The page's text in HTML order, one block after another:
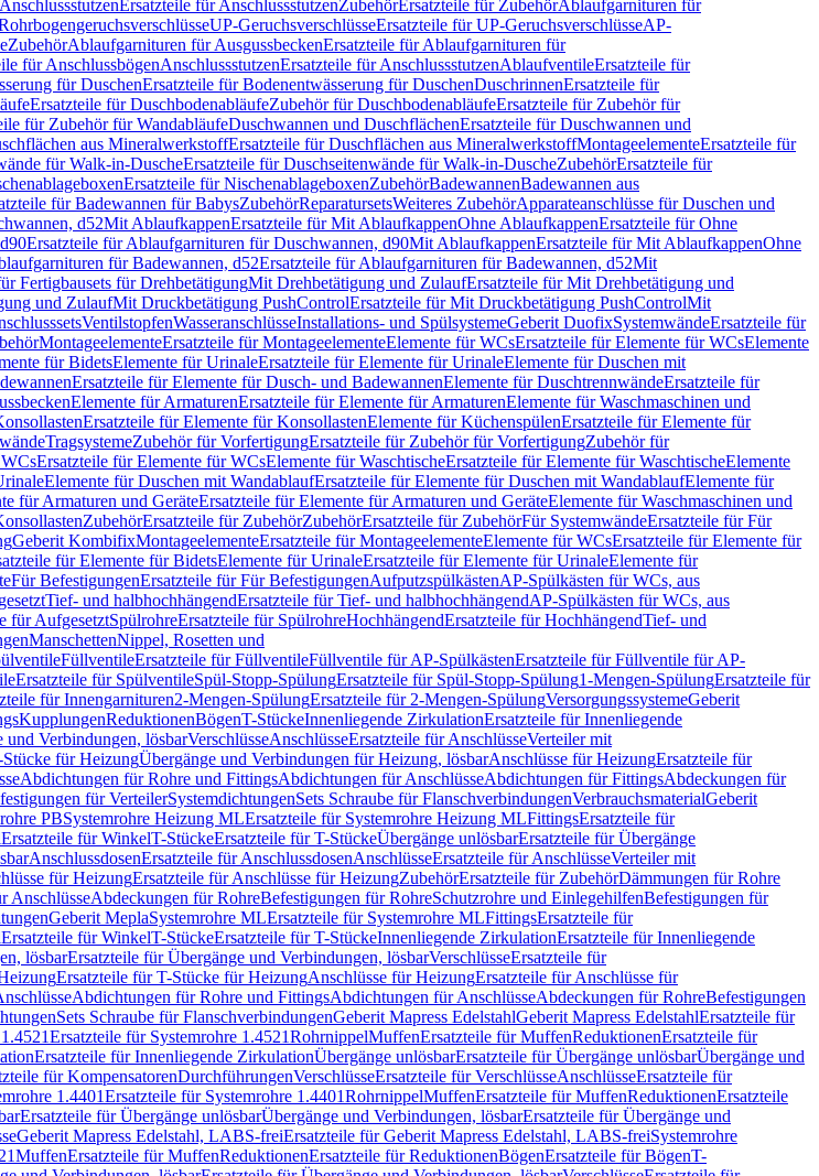
AnschlussstutzenErsatzteile für AnschlussstutzenZubehörErsatzteile für ZubehörAblaufgarnituren für
UP-GeruchsverschlüsseErsatzteile für UP-GeruchsverschlüsseAP-
ZubehörAblaufgarnituren für AusgussbeckenErsatzteile für Ablaufgarnituren für
für AnschlussbögenAnschlussstutzenErsatzteile für AnschlussstutzenAblaufventileErsatzteile für
für DuschenErsatzteile für Bodenentwässerung für DuschenDuschrinnenErsatzteile für
Ersatzteile für DuschbodenabläufeZubehör für DuschbodenabläufeErsatzteile für Zubehör für
für Zubehör für WandabläufeDuschwannen und DuschflächenErsatzteile für Duschwannen und
aus MineralwerkstoffErsatzteile für Duschflächen aus MineralwerkstoffMontageelementeErsatzteile für
für Walk-in-DuscheErsatzteile für Duschseitenwände für Walk-in-DuscheZubehörErsatzteile für
Ersatzteile für NischenablageboxenZubehörBadewannenBadewannen aus
für Badewannen für BabysZubehörReparatursetsWeiteres ZubehörApparateanschlüsse für Duschen und
d52Mit AblaufkappenErsatzteile für Mit AblaufkappenOhne AblaufkappenErsatzteile für Ohne
Ersatzteile für Ablaufgarnituren für Duschwannen, d90Mit AblaufkappenErsatzteile für Mit AblaufkappenOhne
für Badewannen, d52Ersatzteile für Ablaufgarnituren für Badewannen, d52Mit
Fertigbausets für DrehbetätigungMit Drehbetätigung und ZulaufErsatzteile für Mit Drehbetätigung und
und ZulaufMit Druckbetätigung PushControlErsatzteile für Mit Druckbetätigung PushControlMit
VentilstopfenWasseranschlüsseInstallations- und SpülsystemeGeberit DuofixSystemwändeErsatzteile für
MontageelementeErsatzteile für MontageelementeElemente für WCsErsatzteile für Elemente für WCsElemente
für BidetsElemente für UrinaleErsatzteile für Elemente für UrinaleElemente für Duschen mit
Ersatzteile für Elemente für Dusch- und BadewannenElemente für DuschtrennwändeErsatzteile für
Elemente für ArmaturenErsatzteile für Elemente für ArmaturenElemente für Waschmaschinen und
Ersatzteile für Elemente für KonsollastenElemente für KüchenspülenErsatzteile für Elemente für
TragsystemeZubehör für VorfertigungErsatzteile für Zubehör für VorfertigungZubehör für
Ersatzteile für Elemente für WCsElemente für WaschtischeErsatzteile für Elemente für WaschtischeElemente
Elemente für Duschen mit WandablaufErsatzteile für Elemente für Duschen mit WandablaufElemente für
für Armaturen und GeräteErsatzteile für Elemente für Armaturen und GeräteElemente für Waschmaschinen und
ZubehörErsatzteile für ZubehörZubehörErsatzteile für ZubehörFür SystemwändeErsatzteile für Für
Geberit KombifixMontageelementeErsatzteile für MontageelementeElemente für WCsErsatzteile für Elemente für
für Elemente für BidetsElemente für UrinaleErsatzteile für Elemente für UrinaleElemente für
Für BefestigungenErsatzteile für Für BefestigungenAufputzspülkästenAP-Spülkästen für WCs, aus
Tief- und halbhochhängendErsatzteile für Tief- und halbhochhängendAP-Spülkästen für WCs, aus
für AufgesetztSpülrohreErsatzteile für SpülrohreHochhängendErsatzteile für HochhängendTief- und
ManschettenNippel, Rosetten und
FüllventileErsatzteile für FüllventileFüllventile für AP-SpülkästenErsatzteile für Füllventile für AP-
Ersatzteile für SpülventileSpül-Stopp-SpülungErsatzteile für Spül-Stopp-Spülung1-Mengen-SpülungErsatzteile für
für Innengarnituren2-Mengen-SpülungErsatzteile für 2-Mengen-SpülungVersorgungssystemeGeberit
KupplungenReduktionenBögenT-StückeInnenliegende ZirkulationErsatzteile für Innenliegende
und Verbindungen, lösbarVerschlüsseAnschlüsseErsatzteile für AnschlüsseVerteiler mit
Stücke für HeizungÜbergänge und Verbindungen für Heizung, lösbarAnschlüsse für HeizungErsatzteile für
Abdichtungen für Rohre und FittingsAbdichtungen für AnschlüsseAbdichtungen für FittingsAbdeckungen für
für VerteilerSystemdichtungenSets Schraube für FlanschverbindungenVerbrauchsmaterialGeberit
PBSystemrohre Heizung MLErsatzteile für Systemrohre Heizung MLFittingsErsatzteile für
Ersatzteile für WinkelT-StückeErsatzteile für T-StückeÜbergänge unlösbarErsatzteile für Übergänge
AnschlussdosenErsatzteile für AnschlussdosenAnschlüsseErsatzteile für AnschlüsseVerteiler mit
für HeizungErsatzteile für Anschlüsse für HeizungZubehörErsatzteile für ZubehörDämmungen für Rohre
AnschlüsseAbdeckungen für RohreBefestigungen für RohreSchutzrohre und EinlegehilfenBefestigungen für
Geberit MeplaSystemrohre MLErsatzteile für Systemrohre MLFittingsErsatzteile für
Ersatzteile für WinkelT-StückeErsatzteile für T-StückeInnenliegende ZirkulationErsatzteile für Innenliegende
lösbarErsatzteile für Übergänge und Verbindungen, lösbarVerschlüsseErsatzteile für
Ersatzteile für T-Stücke für HeizungAnschlüsse für HeizungErsatzteile für Anschlüsse für
Abdichtungen für Rohre und FittingsAbdichtungen für AnschlüsseAbdeckungen für RohreBefestigungen
Sets Schraube für FlanschverbindungenGeberit Mapress EdelstahlGeberit Mapress EdelstahlErsatzteile für
Ersatzteile für Systemrohre 1.4521RohrnippelMuffenErsatzteile für MuffenReduktionenErsatzteile für
Ersatzteile für Innenliegende ZirkulationÜbergänge unlösbarErsatzteile für Übergänge unlösbarÜbergänge und
für KompensatorenDurchführungenVerschlüsseErsatzteile für VerschlüsseAnschlüsseErsatzteile für
1.4401Ersatzteile für Systemrohre 1.4401RohrnippelMuffenErsatzteile für MuffenReduktionenErsatzteile
Ersatzteile für Übergänge unlösbarÜbergänge und Verbindungen, lösbarErsatzteile für Übergänge und
Geberit Mapress Edelstahl, LABS-freiErsatzteile für Geberit Mapress Edelstahl, LABS-freiSystemrohre
MuffenErsatzteile für MuffenReduktionenErsatzteile für ReduktionenBögenErsatzteile für BögenT-